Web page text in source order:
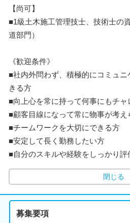
【尚可】
■1級土木施工管理技士、技術士の
道部門）
《歓迎条件》
■社内外問わず、積極的にコミュ
きる方
■向上心を常に持って何事にもチ
■顧客目線になって常に物事が考え
■チームワークを大切にできる方
■安定して長く勤務したい方
■自分のスキルや経験をしっかり
閉じる
募集要項